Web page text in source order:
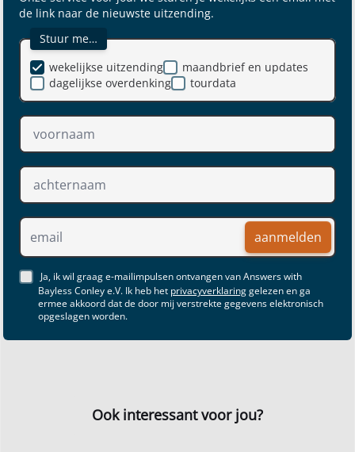
de link naar de nieuwste uitzending.
Stuur me…
maandbrief en updates
dagelijkse overdenking
wekelijkse uitzending
tourdata
aanmelden
Ja, ik wil graag e-mailimpulsen ontvangen van Answers with
Bayless Conley e.V. Ik heb het privacyverklaringgelezen en ga
ermee akkoord dat de door mij verstrekte gegevens elektronisch
opgeslagen worden.
Ook interessant voor jou?